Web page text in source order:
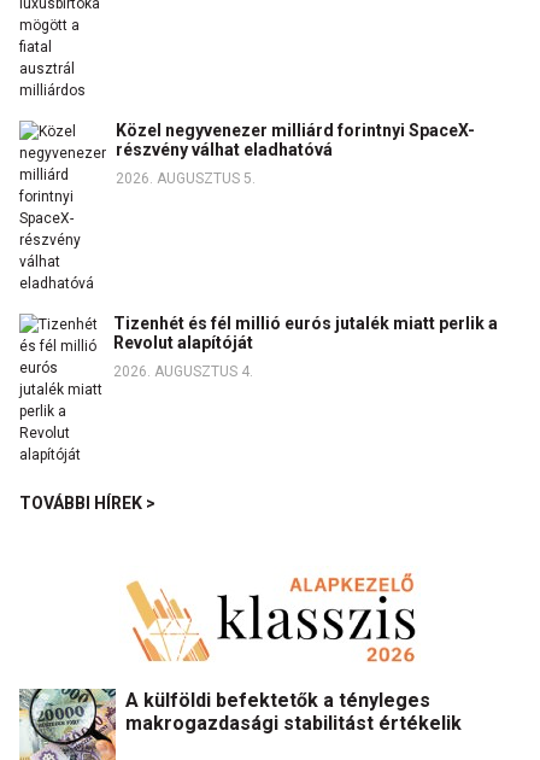
Közel negyvenezer milliárd forintnyi SpaceX-
részvény válhat eladhatóvá
2026. AUGUSZTUS 5.
Tizenhét és fél millió eurós jutalék miatt perlik a
Revolut alapítóját
2026. AUGUSZTUS 4.
TOVÁBBI HÍREK >
A külföldi befektetők a tényleges
makrogazdasági stabilitást értékelik